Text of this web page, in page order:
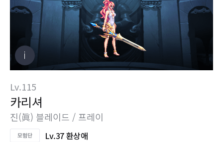
Lv.115
카리셔
진(眞) 블레이드 / 프레이
Lv.37 환상애